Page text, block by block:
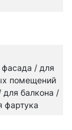
фасада / для
помещений
балкона /
фартука